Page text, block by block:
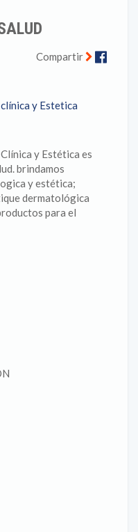
Compartir
y Estetica
y Estética es
brindamos
y estética;
dermatológica
para el